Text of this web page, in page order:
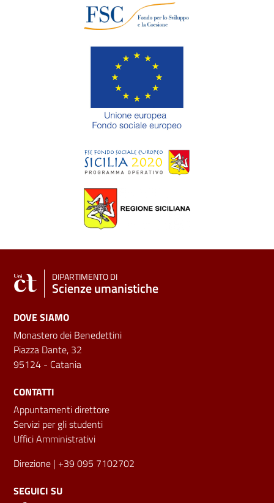
DIPARTIMENTO DI
Scienze umanistiche
DOVE SIAMO
Monastero dei Benedettini
Piazza Dante, 32
95124 - Catania
CONTATTI
Appuntamenti direttore
Servizi per gli studenti
Uffici Amministrativi
Direzione | +39 095 7102702
SEGUICI SU